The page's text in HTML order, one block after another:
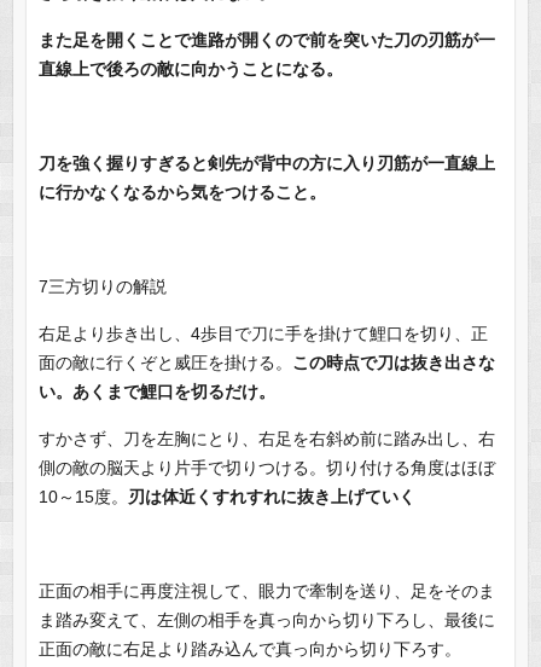
また足を開くことで進路が開くので前を突いた刀の刃筋が一
直線上で後ろの敵に向かうことになる。
刀を強く握りすぎると剣先が背中の方に入り刃筋が一直線上
に行かなくなるから気をつけること。
7三方切りの解説
右足より歩き出し、4歩目で刀に手を掛けて鯉口を切り、正
面の敵に行くぞと威圧を掛ける。 この時点で刀は抜き出さな
い。あくまで鯉口を切るだけ。
すかさず、刀を左胸にとり、右足を右斜め前に踏み出し、右
側の敵の脳天より片手で切りつける。切り付ける角度はほぼ
10～15度。 刃は体近くすれすれに抜き上げていく
正面の相手に再度注視して、眼力で牽制を送り、足をそのま
ま踏み変えて、左側の相手を真っ向から切り下ろし、最後に
正面の敵に右足より踏み込んで真っ向から切り下ろす。